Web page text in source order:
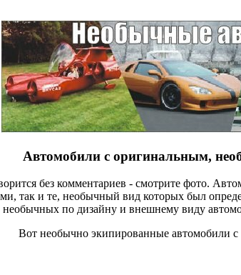
Автомобили с оригинальным,
без комментариев - смотрите фото.
так и те, необычный вид которых был
необычных по дизайну и внешнему виду
Вот необычно экипированные автомобили с